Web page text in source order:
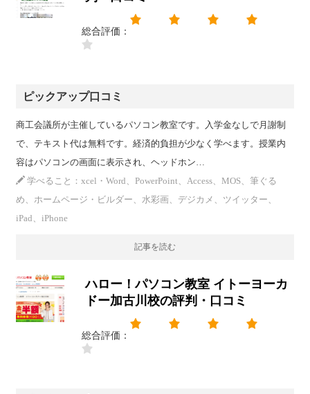
総合評価：
ピックアップ口コミ
商工会議所が主催しているパソコン教室です。入学金なしで月謝制
で、テキスト代は無料です。経済的負担が少なく学べます。授業内
容はパソコンの画面に表示され、ヘッドホン…
学べること：xcel・Word、PowerPoint、Access、MOS、筆ぐる
め、ホームページ・ビルダー、水彩画、デジカメ、ツイッター、
iPad、iPhone
記事を読む
ハロー！パソコン教室 イトーヨーカ
ドー加古川校の評判・口コミ
総合評価：